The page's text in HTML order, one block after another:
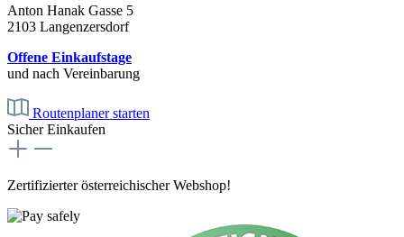
Anton Hanak Gasse 5
2103 Langenzersdorf
Offene Einkaufstage
und nach Vereinbarung
Routenplaner starten
Sicher Einkaufen
Zertifizierter österreichischer Webshop!